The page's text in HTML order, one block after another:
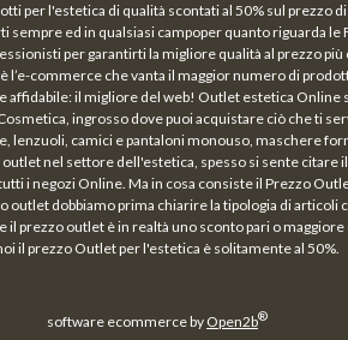
per l'estetica di qualità scontati al 50% sul prezzo
ed in qualsiasi campoper quanto riguarda
per garantirti la migliore qualità al prezzo
commerce che vanta il maggior numero di
il migliore del web! Outlet estetica Online
ingrosso dove puoi acquistare ciò che ti
lenzuoli, camici e pantaloni monouso, maschere
nel settore dell'estetica, spesso si sente
i negozi Online. Ma in cosa consiste il Prezzo
dobbiamo prima chiarire la tipologia di
prezzo outlet è in realtà uno sconto pari o
il prezzo Outlet per l'estetica è solitamente al 50%.
software ecommerce by Open2b®